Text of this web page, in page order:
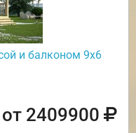
и балконом 9х6
от 2409900